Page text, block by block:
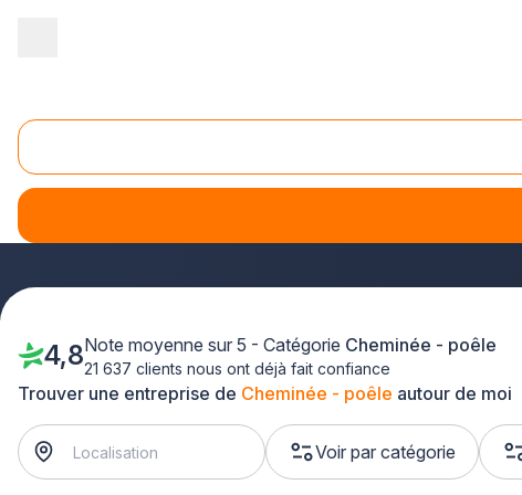
Cheminee poêle Haute-Savoie (74)
Vous recherchez un professionnel qualifié pour votre projet
de confiancedans votre département. De Annecy à Thonon-
l'entretien ou la réparation de vos équipements de chauffage au
Trouver une entreprise de Cheminée - poêle autour de moi
Voir par catégorie
4,8Note moyenne sur 5 - Catégorie Cheminée - poêle
21 637 clients nous ont déjà fait confiance